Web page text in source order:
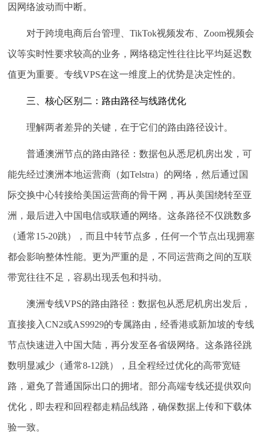
因网络波动而中断。
对于跨境电商后台管理、TikTok视频发布、Zoom视频会
议等实时性要求较高的业务，网络稳定性往往比平均延迟数
值更为重要。专线VPS在这一维度上的优势是决定性的。
三、核心区别二：路由路径与线路优化
理解两者差异的关键，在于它们的路由路径设计。
普通澳洲节点的路由路径：数据包从悉尼机房出发，可
能先经过澳洲本地运营商（如Telstra）的网络，然后通过国
际交换中心转接给美国运营商的骨干网，再从美国绕转至亚
洲，最后进入中国电信或联通的网络。这条路径不仅跳数多
（通常15-20跳），而且中转节点多，任何一个节点出现拥塞
都会影响整体性能。更为严重的是，不同运营商之间的互联
带宽往往不足，容易出现丢包和抖动。
澳洲专线VPS的路由路径：数据包从悉尼机房出发后，
直接接入CN2或AS9929的专属路由，经香港或新加坡的专线
节点快速进入中国大陆，再分发至各省级网络。这条路径跳
数明显减少（通常8-12跳），且全程经过优化的高带宽链
路，避免了普通国际出口的拥堵。部分高端专线还提供双向
优化 ，即去程和回程都走精品线路，确保数据上传和下载体
验一致。